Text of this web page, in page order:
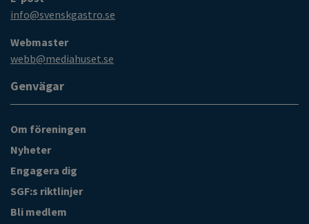
info@svenskgastro.se
Webmaster
webb@mediahuset.se
Genvägar
Om föreningen
Nyheter
Engagera dig
SGF:s riktlinjer
Bli medlem